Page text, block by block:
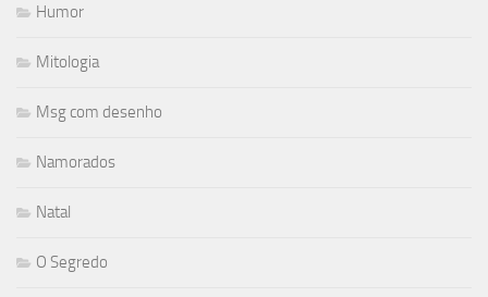
Humor
Mitologia
Msg com desenho
Namorados
Natal
O Segredo